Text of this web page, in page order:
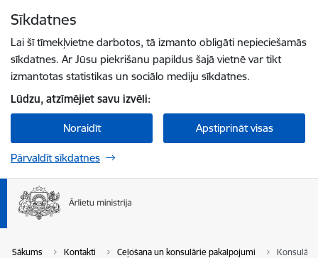
Sīkdatnes
Lai šī tīmekļvietne darbotos, tā izmanto obligāti nepieciešamās
sīkdatnes. Ar Jūsu piekrišanu papildus šajā vietnē var tikt
izmantotas statistikas un sociālo mediju sīkdatnes.
Lūdzu, atzīmējiet savu izvēli:
Noraidīt Apstiprināt visas
Pārvaldīt sīkdatnes
Sākums Kontakti Ceļošana un konsulārie pakalpojumi